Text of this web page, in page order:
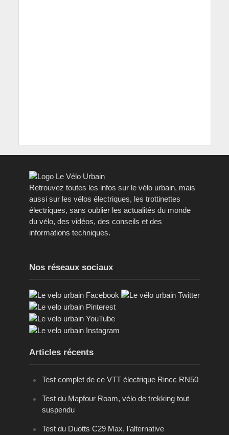
Retrouvez toutes les infos sur le vélo urbain, mais
aussi sur les vélos électriques, les trottinettes
électriques, sans oublier les actualités du monde
du vélo, des vidéos, des conseils et des
informations techniques.
Nos réseaux sociaux
Articles récents
Test complet de ce VTT électrique Rincc RN50
Test du Mapfour Roam, vélo de trekking tout
suspendu
Test du Duotts C29 Max, l’alternative